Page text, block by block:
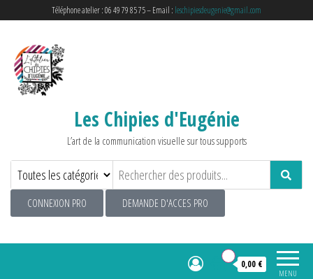
Téléphone atelier : 06 49 79 85 75 – Email : leschipiesdeugenie@gmail.com
Les Chipies d'Eugénie
L’art de la communication visuelle sur tous supports
CONNEXION PRO DEMANDE D'ACCES PRO
MENU
0,00 €